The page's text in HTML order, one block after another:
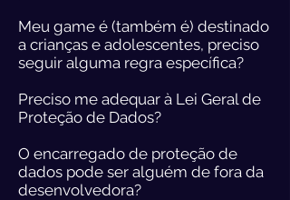
Meu game é (também é) destinado
a crianças e adolescentes, preciso
seguir alguma regra específica?
Preciso me adequar à Lei Geral de
Proteção de Dados?
O encarregado de proteção de
dados pode ser alguém de fora da
desenvolvedora?